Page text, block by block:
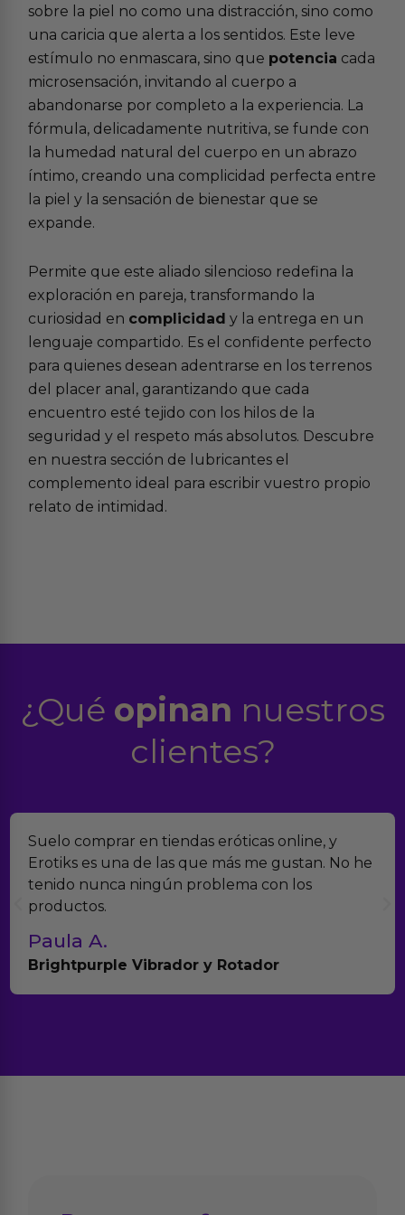
sobre la piel no como una distracción, sino como
una caricia que alerta a los sentidos. Este leve
estímulo no enmascara, sino que potencia cada
microsensación, invitando al cuerpo a
abandonarse por completo a la experiencia. La
fórmula, delicadamente nutritiva, se funde con
la humedad natural del cuerpo en un abrazo
íntimo, creando una complicidad perfecta entre
la piel y la sensación de bienestar que se
expande.
Permite que este aliado silencioso redefina la
exploración en pareja, transformando la
curiosidad en complicidad y la entrega en un
lenguaje compartido. Es el confidente perfecto
para quienes desean adentrarse en los terrenos
del placer anal , garantizando que cada
encuentro esté tejido con los hilos de la
seguridad y el respeto más absolutos. Descubre
en nuestra sección de
lubricantes el
complemento ideal para escribir vuestro propio
relato de intimidad.
¿Qué opinan nuestros
clientes?
Suelo comprar en tiendas eróticas online, y
Erotiks es una de las que más me gustan. No he
tenido nunca ningún problema con los
productos.
Paula A.
Brightpurple Vibrador y Rotador